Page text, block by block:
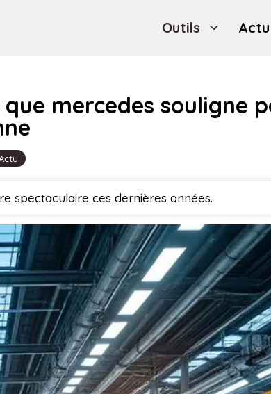
Outils Actu
mercedes souligne
spectaculaire ces dernières années.